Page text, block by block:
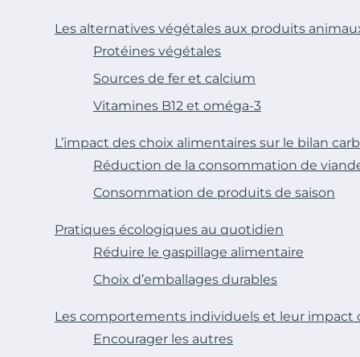
Les alternatives végétales aux produits
Protéines végétales
Sources de fer et calcium
Vitamines B12 et oméga-3
L’impact des choix alimentaires sur le bilan
Réduction de la consommation de
Consommation de produits de saison
Pratiques écologiques au quotidien
Réduire le gaspillage alimentaire
Choix d’emballages durables
Les comportements individuels et leur impact
Encourager les autres